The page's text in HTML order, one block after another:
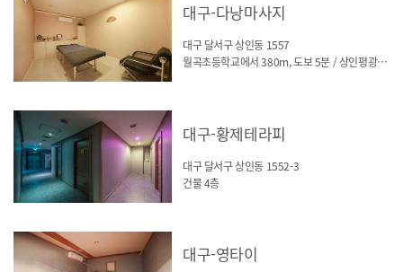
대구-다낭마사지
대구 달서구 상인동 1557
월곡초등학교에서 380m, 도보 5분 / 상인평광맨션 2층
대구-황제테라피
대구 달서구 상인동 1552-3
건물 4층
대구-영타이